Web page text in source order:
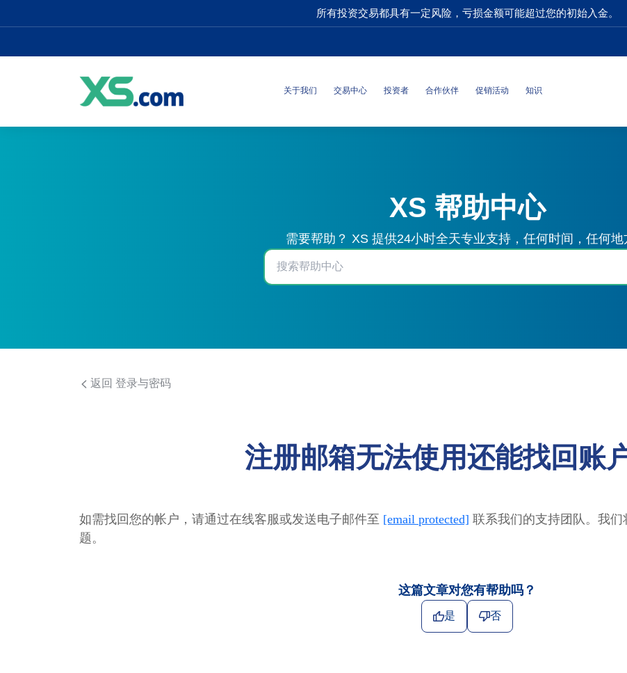
所有投资交易都具有一定风险，亏损金额可能超过您的初始入金。
关于我们 交易中心 投资者 合作伙伴 促销活动 知识
XS 帮助中心
需要帮助？ XS 提供24小时全天专业支持，任何时间，任何地
返回 登录与密码
注册邮箱无法使用还能找回账
如需找回您的帐户，请通过在线客服或发送电子邮件至 [email protected] 联系我们的支持团队。我
题。
这篇文章对您有帮助吗？
是 否